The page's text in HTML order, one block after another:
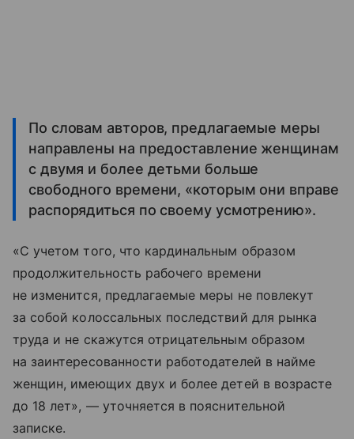
По словам авторов, предлагаемые меры
направлены на предоставление женщинам
с двумя и более детьми больше
свободного времени, «которым они вправе
распорядиться по своему усмотрению».
«С учетом того, что кардинальным образом
продолжительность рабочего времени
не изменится, предлагаемые меры не повлекут
за собой колоссальных последствий для рынка
труда и не скажутся отрицательным образом
на заинтересованности работодателей в найме
женщин, имеющих двух и более детей в возрасте
до 18 лет», — уточняется в пояснительной
записке.